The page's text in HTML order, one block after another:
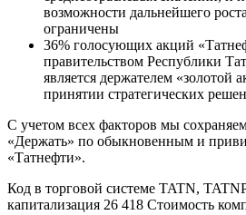
возможности дальнейшего
ограничены
36% голосующих акций
правительством Республики
является держателем «золотой
принятии стратегических
С учетом всех факторов мы
«Держать» по обыкновенным и
«Татнефти».
Код в торговой системе TATN,
капитализация 26 418 Стоимость